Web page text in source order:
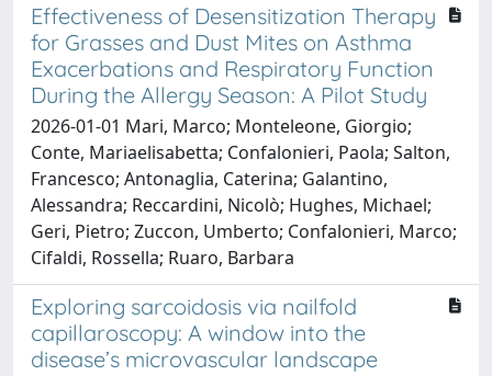
Effectiveness of Desensitization Therapy
for Grasses and Dust Mites on Asthma
Exacerbations and Respiratory Function
During the Allergy Season: A Pilot Study
2026-01-01 Mari, Marco; Monteleone, Giorgio;
Conte, Mariaelisabetta; Confalonieri, Paola; Salton,
Francesco; Antonaglia, Caterina; Galantino,
Alessandra; Reccardini, Nicolò; Hughes, Michael;
Geri, Pietro; Zuccon, Umberto; Confalonieri, Marco;
Cifaldi, Rossella; Ruaro, Barbara
Exploring sarcoidosis via nailfold
capillaroscopy: A window into the
disease’s microvascular landscape